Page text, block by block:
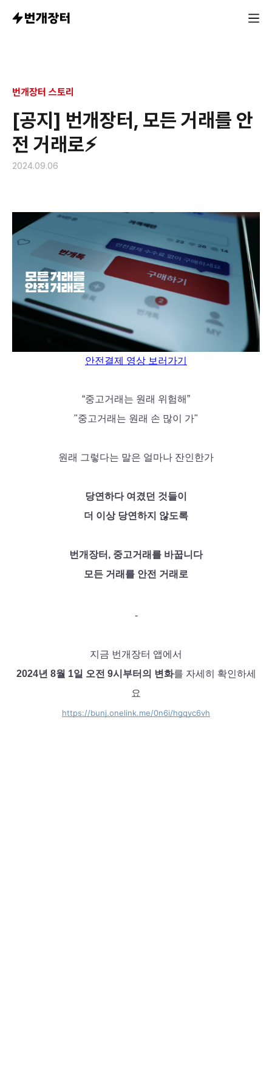
번개장터 스토리
[공지] 번개장터, 모든 거래를 안
전 거래로⚡
2024.09.06
안전결제 영상 보러가기
“중고거래는 원래 위험해”
"중고거래는 원래 손 많이 가"
원래 그렇다는 말은 얼마나 잔인한가
당연하다 여겼던 것들이
더 이상 당연하지 않도록
번개장터, 중고거래를 바꿉니다
모든 거래를 안전 거래로
-
지금 번개장터 앱에서
2024년 8월 1일 오전 9시부터의 변화를 자세히 확인하세
요
https://bunj.onelink.me/0n6i/hgqyc6vh